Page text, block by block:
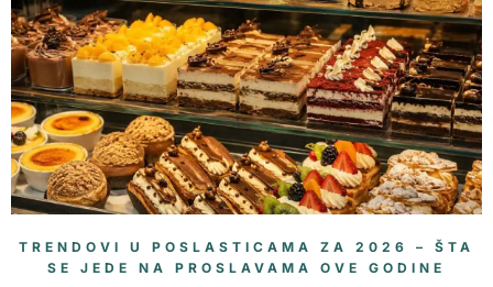
TRENDOVI U POSLASTICAMA ZA 2026 – ŠTA
SE JEDE NA PROSLAVAMA OVE GODINE